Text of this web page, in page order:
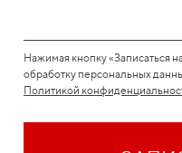
Нажимая кнопку «Записаться
обработку персональных
Политикой